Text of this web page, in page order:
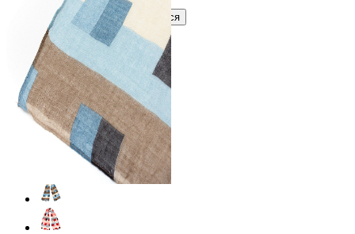
Войти Зарегистрироваться
Оптом
Цвет:Голубой